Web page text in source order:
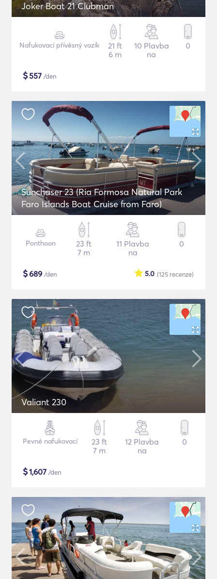
Joker Boat 21 Clubman
Nafukovací přívěsný vozík
21 ft
6 m
10 Plavba
na
0
$557 /den
Sunchaser 23 (Ria Formosa Natural Park
Faro Islands Boat Cruise from Faro)
Ponthoon
23 ft
7 m
11 Plavba
na
0
$689 /den (125 recenze)
5.0
Valiant 230
Pevné nafukovací
23 ft
7 m
12 Plavba
na
0
$1,607 /den